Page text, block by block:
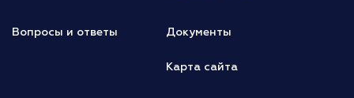
Вопросы и ответы Документы
Карта сайта